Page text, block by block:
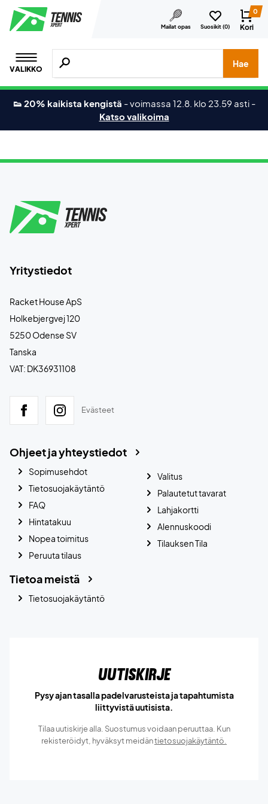
Mailat opas Suosikit (0)
0
Kori
VALIKKO
Hae tuotteita, merkkejä jne.
Hae
👟 20% kaikista kengistä -voimassa 12.8. klo 23.59 asti -
Katso valikoima
Yritystiedot
Racket House ApS
Holkebjergvej 120
5250 Odense SV
Tanska
VAT: DK36931108
Evästeet
Ohjeet ja yhteystiedot
Sopimusehdot
Tietosuojakäytäntö
FAQ
Hintatakuu
Nopea toimitus
Peruuta tilaus
Valitus
Palautetut tavarat
Lahjakortti
Alennuskoodi
Tilauksen Tila
Tietoa meistä
Tietosuojakäytäntö
Uutiskirje
Pysy ajan tasalla padelvarusteista ja tapahtumista
liittyvistä uutisista.
Tilaa uutiskirje alla. Suostumus voidaan peruuttaa. Kun
rekisteröidyt, hyväksyt meidäntietosuojakäytäntö.